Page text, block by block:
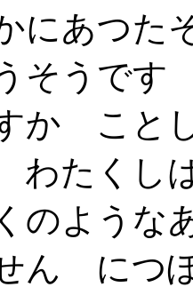
にあつた
そうで
か こと
たくし
のような
ん につ